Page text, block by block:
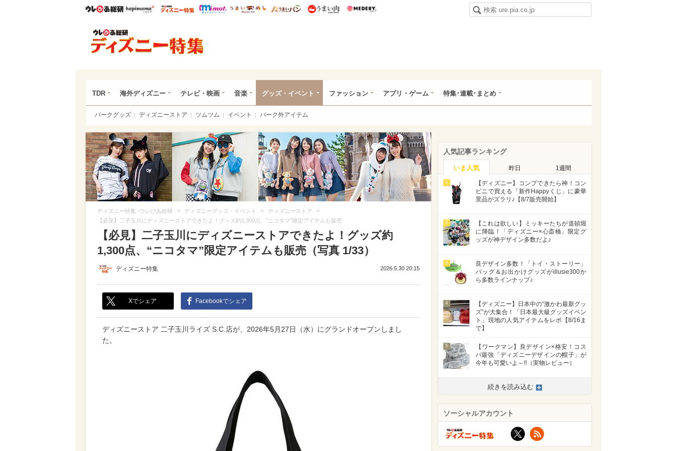
ウレぴあ総研ハピママ* ウレぴあ総研 ディズニー特集
mimot. うまいめし うまいパン うまい肉
TDR 海外ディズニー テレビ・映画 音楽 グッズ・イベント ファッション アプリ・ゲーム 特集･連載･まとめ
パークグッズ ディズニーストア ツムツム イベント パーク外アイテム
ディズニー特集 -ウレぴあ総研 > ディズニーグッズ・イベント > ディズニーストア >
【必見】二子玉川にディズニーストアできたよ！グッズ約1,300点、“ニコタマ”限定アイテムも販売
【必見】二子玉川にディズニーストアできたよ！グッズ約
1,300点、“ニコタマ”限定アイテムも販売（写真 1/33）
ディズニー特集 2026.5.30 20:15
Xでシェア Facebookでシェア
ディズニーストア 二子玉川ライズ S.C.店が、2026年5月27日（水）にグランドオープンしまし
た。
人気記事ランキング
いま人気 昨日 1週間
1
【ディズニー】コンプできたら神！コン
ビニで買える「新作Happyくじ」に豪華
景品がズラリ♪【8/7販売開始】
2
【これは欲しい】ミッキーたちが道頓堀
に降臨！「ディズニー×心斎橋」限定グ
ッズが神デザイン多数だよ♪
3
良デザイン多数！「トイ・ストーリー」
バッグ＆お出かけグッズがillusie300か
ら多数ラインナップ♪
4
【ディズニー】日本中の“激かわ最新グッ
ズ”が大集合！「日本最大級グッズイベン
ト」現地の人気アイテムをレポ【8/16ま
で】
5
【ワークマン】良デザイン×格安！コス
パ最強「ディズニーデザインの帽子」が
今年も可愛いよ～!!（実物レビュー）
続きを読み込む
ソーシャルアカウント
X